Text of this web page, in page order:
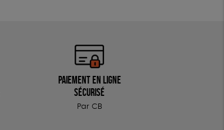
Paiement en ligne
sécurisé
Par CB